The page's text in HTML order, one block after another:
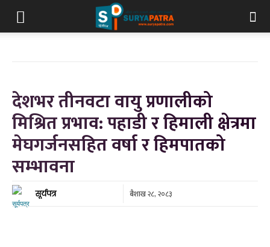
देशभर तीनवटा वायु प्रणालीको
मिश्रित प्रभाव: पहाडी र हिमाली क्षेत्रमा
मेघगर्जनसहित वर्षा र हिमपातको
सम्भावना
सूर्यपत्र बैशाख २८, २०८३